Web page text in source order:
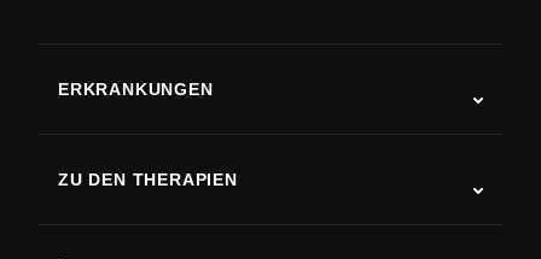
ERKRANKUNGEN
ZU DEN THERAPIEN